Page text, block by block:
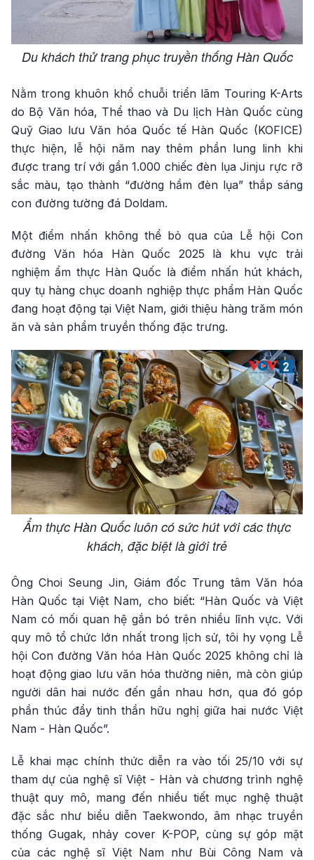
Du khách thử trang phục truyền thống Hàn Quốc
Nằm trong khuôn khổ chuỗi triển lãm Touring K-Arts
do Bộ Văn hóa, Thể thao và Du lịch Hàn Quốc cùng
Quỹ Giao lưu Văn hóa Quốc tế Hàn Quốc (KOFICE)
thực hiện, lễ hội năm nay thêm phần lung linh khi
được trang trí với gần 1.000 chiếc đèn lụa Jinju rực rỡ
sắc màu, tạo thành “đường hầm đèn lụa” thắp sáng
con đường tường đá Doldam.
Một điểm nhấn không thể bỏ qua của Lễ hội Con
đường Văn hóa Hàn Quốc 2025 là khu vực trải
nghiệm ẩm thực Hàn Quốc là điểm nhấn hút khách,
quy tụ hàng chục doanh nghiệp thực phẩm Hàn Quốc
đang hoạt động tại Việt Nam, giới thiệu hàng trăm món
ăn và sản phẩm truyền thống đặc trưng.
Ẩm thực Hàn Quốc luôn có sức hút với các thực
khách, đặc biệt là giới trẻ
Ông Choi Seung Jin, Giám đốc Trung tâm Văn hóa
Hàn Quốc tại Việt Nam, cho biết: “Hàn Quốc và Việt
Nam có mối quan hệ gắn bó trên nhiều lĩnh vực. Với
quy mô tổ chức lớn nhất trong lịch sử, tôi hy vọng Lễ
hội Con đường Văn hóa Hàn Quốc 2025 không chỉ là
hoạt động giao lưu văn hóa thường niên, mà còn giúp
người dân hai nước đến gần nhau hơn, qua đó góp
phần thúc đẩy tinh thần hữu nghị giữa hai nước Việt
Nam - Hàn Quốc”.
Lễ khai mạc chính thức diễn ra vào tối 25/10 với sự
tham dự của nghệ sĩ Việt - Hàn và chương trình nghệ
thuật quy mô, mang đến nhiều tiết mục nghệ thuật
đặc sắc như biểu diễn Taekwondo, âm nhạc truyền
thống Gugak, nhảy cover K-POP, cùng sự góp mặt
của các nghệ sĩ Việt Nam như Bùi Công Nam và